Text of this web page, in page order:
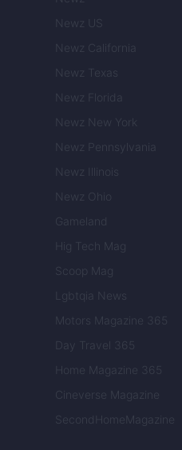
Newz US
Newz California
Newz Texas
Newz Florida
Newz New York
Newz Pennsylvania
Newz Illinois
Newz Ohio
Gameland
Hig Tech Mag
Scoop Mag
Lgbtqia News
Motors Magazine 365
Day Travel 365
Home Magazine 365
Cineverse Magazine
SecondHomeMagazine